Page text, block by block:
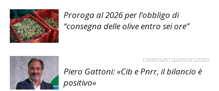
Proroga al 2026 per l’obbligo di
“consegna delle olive entro sei ore”
contenuto sponsorizzato
Piero Gattoni: «Cib e Pnrr, il bilancio è
positivo»